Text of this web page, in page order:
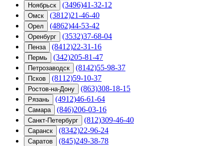
Ноябрьск (3496)41-32-12
Омск (3812)21-46-40
Орел (4862)44-53-42
Оренбург (3532)37-68-04
Пенза (8412)22-31-16
Пермь (342)205-81-47
Петрозаводск (8142)55-98-37
Псков (8112)59-10-37
Ростов-на-Дону (863)308-18-15
Рязань (4912)46-61-64
Самара (846)206-03-16
Санкт-Петербург (812)309-46-40
Саранск (8342)22-96-24
Саратов (845)249-38-78